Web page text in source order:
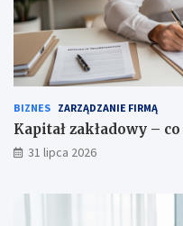
BIZNES ZARZĄDZANIE FIRMĄ
Kapitał zakładowy –
31 lipca 2026